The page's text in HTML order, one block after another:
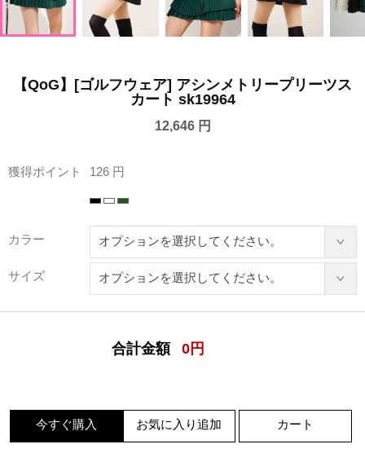
【QoG】[ゴルフウェア] アシンメトリープリーツス
カート sk19964
12,646 円
獲得ポイント 126 円
カラー
サイズ
合計金額 0 円
今すぐ購入 お気に入り追加 カート